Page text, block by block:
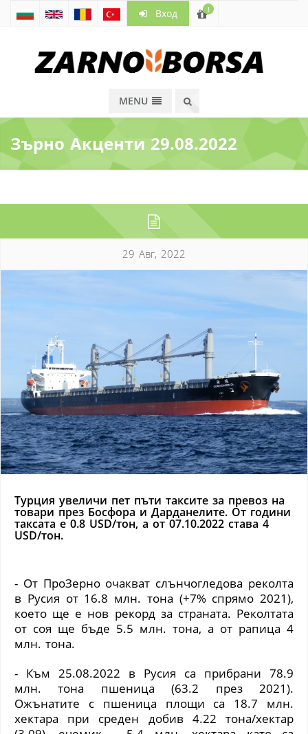
Вход !
MENU
Зърно Акценти 29.08.2022
29 Авг, 2022
Турция увеличи пет пъти таксите за превоз на
товари през Босфора и Дарданелите. От години
таксата е 0.8 USD/тон, а от 07.10.2022 става 4
USD/тон.
- От ПроЗерно очакват слънчогледова реколта
в Русия от 16.8 млн. тона (+7% спрямо 2021),
което ще е нов рекорд за страната. Реколтата
от соя ще бъде 5.5 млн. тона, а от рапица 4
млн. тона.
- Към 25.08.2022 в Русия са прибрани 78.9
млн. тона пшеница(63.2 през 2021).
Ожънатите с пшеница площи са 18.7 млн.
хектара при среден добив 4.22 тона/хектар